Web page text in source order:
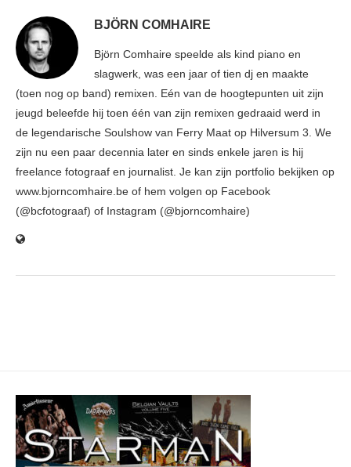
BJÖRN COMHAIRE
Björn Comhaire speelde als kind piano en
slagwerk, was een jaar of tien dj en maakte
(toen nog op band) remixen. Eén van de hoogtepunten uit zijn
jeugd beleefde hij toen één van zijn remixen gedraaid werd in
de legendarische Soulshow van Ferry Maat op Hilversum 3. We
zijn nu een paar decennia later en sinds enkele jaren is hij
freelance fotograaf en journalist. Je kan zijn portfolio bekijken op
www.bjorncomhaire.be of hem volgen op Facebook
(@bcfotograaf) of Instagram (@bjorncomhaire)